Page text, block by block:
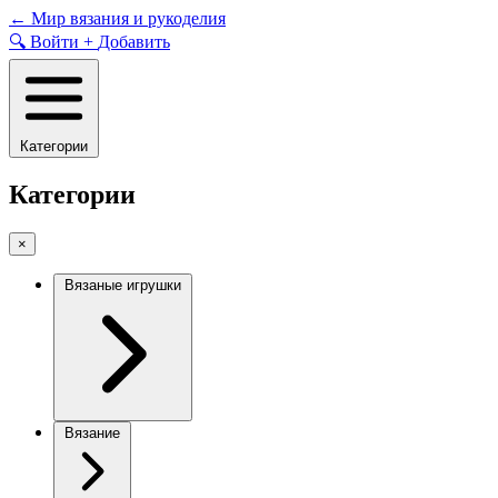
Skip
to
content
← Мир вязания и рукоделия
🔍 Войти + Добавить
Категории
Категории
×
Вязаные игрушки
Вязание